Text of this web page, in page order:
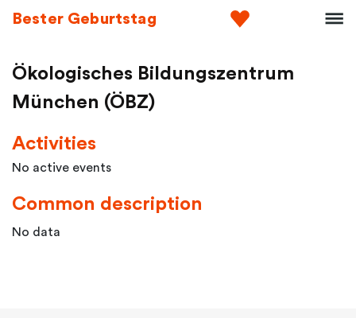
Bester Geburtstag
Ökologisches Bildungszentrum
München (ÖBZ)
Activities
No active events
Common description
No data